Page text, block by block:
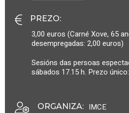
PREZO:
3,00 euros (Carné Xove, 65
desempregadas: 2,00 euros)
Sesións das persoas
sábados 17.15 h. Prezo
ORGANIZA: IMCE